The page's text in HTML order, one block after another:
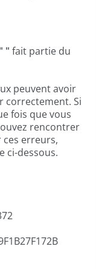
" " fait partie du
peuvent avoir
correctement. Si
fois que vous
rencontrer
erreurs,
ci-dessous.